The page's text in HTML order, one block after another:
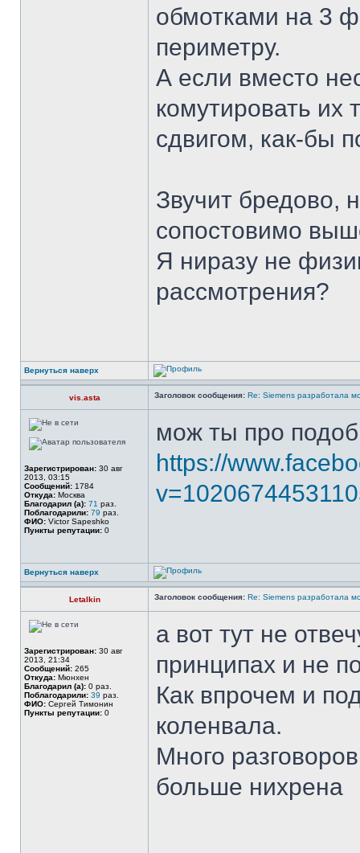
обмотками на 3
периметру.
А если вместо
комутировать их
сдвигом, как-бы
Звучит бредово,
сопостовимо
Я ниразу не
рассмотрения?
Вернуться наверх
vis.asta Заголовок сообщения: Re: Siemens разработала
Зарегистрирован: 30 авг
2013, 03:15
Сообщений: 1784
Откуда: Москва
Благодарил (а): 71 раз.
Поблагодарили: 79 раз.
ФИО: Victor Sapeshko
Пункты репутации: 0
мож ты про
https://
Вернуться наверх
Letalkin Заголовок сообщения: Re: Siemens разработала
Зарегистрирован: 30 авг
2013, 21:34
Сообщений: 265
Откуда: Мюнхен
Благодарил (а): 0 раз.
Поблагодарили: 39 раз.
ФИО: Сергей Тимонин
Пункты репутации: 0
а вот тут не
принципах и не
Как впрочем и
коленвала.
Много
больше нихрена